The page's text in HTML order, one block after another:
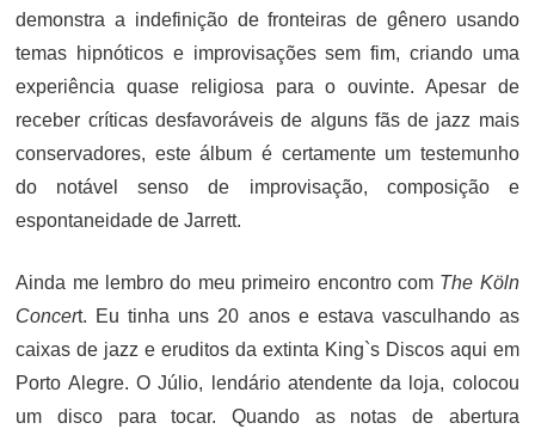
demonstra a indefinição de fronteiras de gênero usando
temas hipnóticos e improvisações sem fim, criando uma
experiência quase religiosa para o ouvinte. Apesar de
receber críticas desfavoráveis de alguns fãs de jazz mais
conservadores, este álbum é certamente um testemunho
do notável senso de improvisação, composição e
espontaneidade de Jarrett.
Ainda me lembro do meu primeiro encontro com The Köln
Concert. Eu tinha uns 20 anos e estava vasculhando as
caixas de jazz e eruditos da extinta King`s Discos aqui em
Porto Alegre. O Júlio, lendário atendente da loja, colocou
um disco para tocar. Quando as notas de abertura